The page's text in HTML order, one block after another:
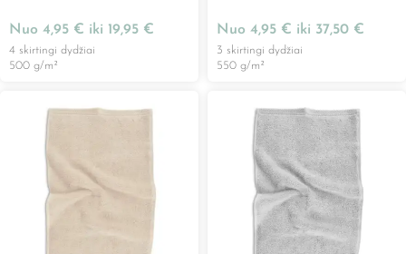
Nuo 4,95 € iki 19,95 €
4 skirtingi dydžiai
500 g/m²
Nuo 4,95 € iki 37,50 €
3 skirtingi dydžiai
550 g/m²